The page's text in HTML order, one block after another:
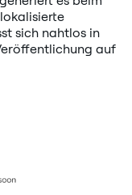
sich nahtlos in
auf